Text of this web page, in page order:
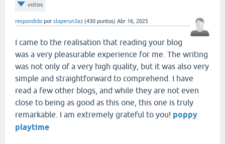
votos
respondido por sloperun3az (430 puntos) Abr 16, 2025
I came to the realisation that reading your blog
was a very pleasurable experience for me. The writing
was not only of a very high quality, but it was also very
simple and straightforward to comprehend. I have
read a few other blogs, and while they are not even
close to being as good as this one, this one is truly
remarkable. I am extremely grateful to you! poppy
playtime